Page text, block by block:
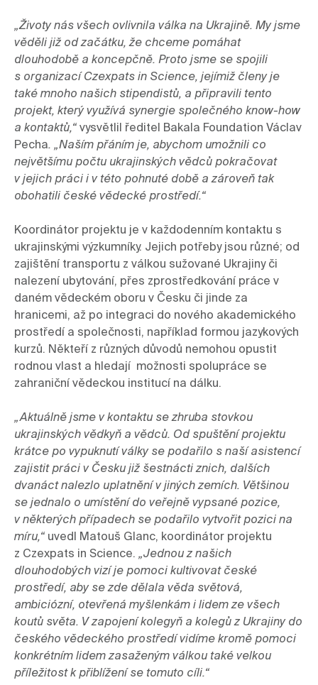
„Životy nás všech ovlivnila válka na Ukrajině. My jsme
věděli již od začátku, že chceme pomáhat
dlouhodobě a koncepčně. Proto jsme se spojili
s organizací Czexpats in Science, jejímiž členy je
také mnoho našich stipendistů, a připravili tento
projekt, který využívá synergie společného know-how
a kontaktů,“ vysvětlil ředitel Bakala Foundation Václav
Pecha. „Naším přáním je, abychom umožnili co
největšímu počtu ukrajinských vědců pokračovat
v jejich práci i v této pohnuté době a zároveň tak
obohatili české vědecké prostředí.“
Koordinátor projektu je v každodenním kontaktu s
ukrajinskými výzkumníky. Jejich potřeby jsou různé; od
zajištění transportu z válkou sužované Ukrajiny či
nalezení ubytování, přes zprostředkování práce v
daném vědeckém oboru v Česku či jinde za
hranicemi, až po integraci do nového akademického
prostředí a společnosti, například formou jazykových
kurzů. Někteří z různých důvodů nemohou opustit
rodnou vlast a hledají  možnosti spolupráce se
zahraniční vědeckou institucí na dálku.
„Aktuálně jsme v kontaktu se zhruba stovkou
ukrajinských vědkyň a vědců. O
krátce po vypuknutí války se podařilo s naší asistencí
zajistit práci v Česku již šestnácti znich, dalších
dvanáct nalezlo uplatnění v jiných zemích.
se jednalo o umístění do veřejně vypsané pozice,
v některých případech se podařilo vytvořit pozici na
míru,“ uvedl Matouš Glanc, koordinátor projektu
z Czexpats in Science. „Jednou z našich
dlouhodobých vizí je pomoci kultivovat české
prostředí, aby se zde dělala věda světová,
ambiciózní, otevřená myšlenkám i lidem ze všech
koutů světa. V zapojení kolegyň a kolegů z Ukrajiny do
českého vědeckého prostředí vidíme kromě pomoci
konkrétním lidem zasaženým válkou také velkou
příležitost k přiblížení se tomuto cíli.“